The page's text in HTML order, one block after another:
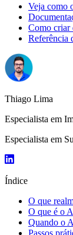
Veja como
Como criar
Referência
Thiago Lima
Especialista em
Especialista em
Índice
O que
O que é o
Quando o
Passos